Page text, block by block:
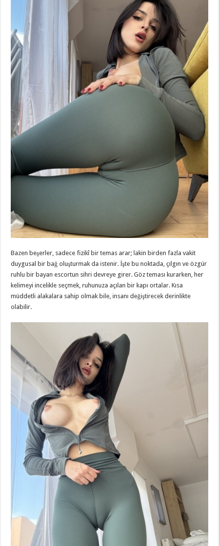
Bazen beşerler, sadece fizikî bir temas arar; lakin birden fazla vakit
duygusal bir bağ oluşturmak da istenir. İşte bu noktada, çılgın ve özgür
ruhlu bir bayan escortun sihri devreye girer. Göz teması kurarken, her
kelimeyi incelikle seçmek, ruhunuza açılan bir kapı ortalar. Kısa
müddetli alakalara sahip olmak bile, insanı değiştirecek derinlikte
olabilir.